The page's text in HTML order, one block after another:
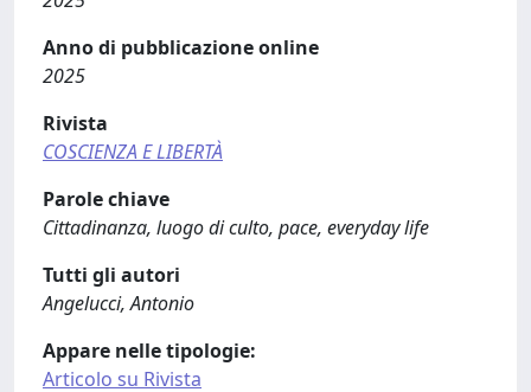
Anno di pubblicazione online
2025
Rivista
COSCIENZA E LIBERTÀ
Parole chiave
Cittadinanza, luogo di culto, pace, everyday life
Tutti gli autori
Angelucci, Antonio
Appare nelle tipologie:
Articolo su Rivista